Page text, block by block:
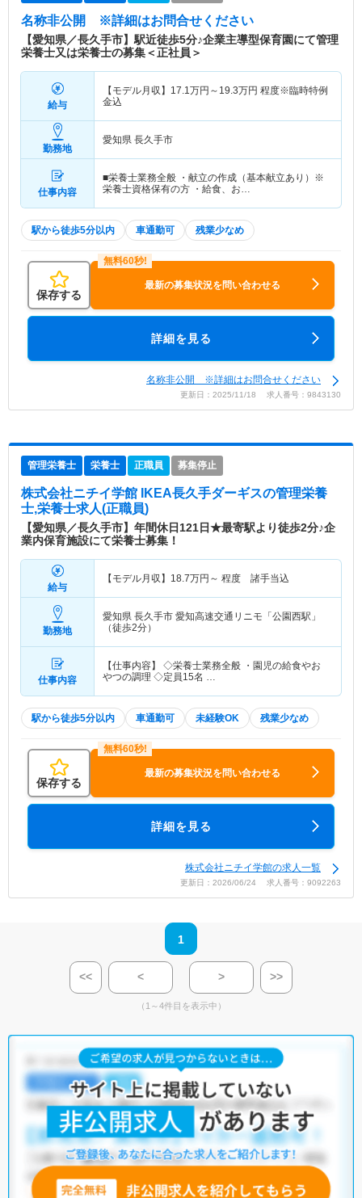
名称非公開 ※詳細はお問合せください
【愛知県／長久手市】駅近徒歩5分♪企業主導型保育園にて管理
栄養士又は栄養士の募集＜正社員＞
給与
【モデル月収】 17.1万円～ 19.3万円 程度※臨時特例
金込
勤務地
愛知県 長久手市
仕事内容
■栄養士業務全般 ・献立の作成（基本献立あり）※
栄養士資格保有の方 ・給食、お…
駅から徒歩5分以内 車通勤可 残業少なめ
保存する
最新の募集状況を問い合わせる
詳細を見る
名称非公開 ※詳細はお問合せください
更新日：2025/11/18 求人番号：9843130
管理栄養士 栄養士 正職員 募集停止
株式会社ニチイ学館 IKEA長久手ダーギスの管理栄養
士,栄養士求人(正職員)
【愛知県／長久手市】年間休日121日★最寄駅より徒歩2分♪企
業内保育施設にて栄養士募集！
給与
【モデル月収】 18.7万円～ 程度 諸手当込
勤務地
愛知県 長久手市 愛知高速交通リニモ「公園西駅」
（徒歩2分）
仕事内容
【仕事内容】 ◇栄養士業務全般 ・園児の給食やお
やつの調理 ◇定員15名 …
駅から徒歩5分以内 車通勤可 未経験OK 残業少なめ
保存する
最新の募集状況を問い合わせる
詳細を見る
株式会社ニチイ学館の求人一覧
更新日：2026/06/24 求人番号：9092263
1
<< < > >>
（1～4件目を表示中）